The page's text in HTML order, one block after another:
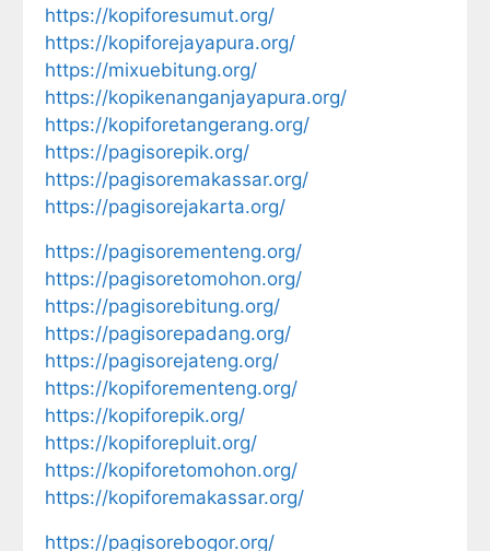
https://kopiforesumut.org/
https://kopiforejayapura.org/
https://mixuebitung.org/
https://kopikenanganjayapura.org/
https://kopiforetangerang.org/
https://pagisorepik.org/
https://pagisoremakassar.org/
https://pagisorejakarta.org/
https://pagisorementeng.org/
https://pagisoretomohon.org/
https://pagisorebitung.org/
https://pagisorepadang.org/
https://pagisorejateng.org/
https://kopiforementeng.org/
https://kopiforepik.org/
https://kopiforepluit.org/
https://kopiforetomohon.org/
https://kopiforemakassar.org/
https://pagisorebogor.org/